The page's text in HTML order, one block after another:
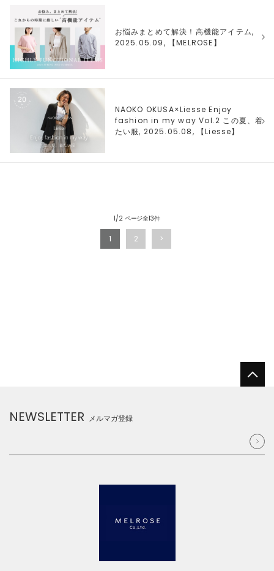
お悩みまとめて解決！高機能アイテム,
2025.05.09, 【MELROSE】
NAOKO OKUSA×Liesse Enjoy
fashion in my way Vol.2 この夏、着
たい服, 2025.05.08, 【Liesse】
1/2 ページ全13件
1 2
NEWSLETTER メルマガ登録